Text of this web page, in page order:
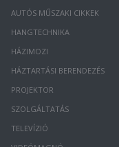
AUTÓS MŰSZAKI CIKKEK
HANGTECHNIKA
HÁZIMOZI
HÁZTARTÁSI BERENDEZÉS
PROJEKTOR
SZOLGÁLTATÁS
TELEVÍZIÓ